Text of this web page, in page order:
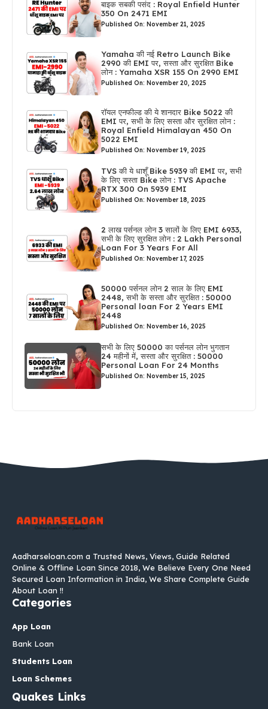
बाइक सबकी पसंद : Royal Enfield Hunter
350 On 2471 EMI
Published On: November 21, 2025
Yamaha की नई Retro Launch Bike
2990 की EMI पर, सस्ता और सुरक्षित Bike
लोन : Yamaha XSR 155 On 2990 EMI
Published On: November 20, 2025
रॉयल एनफील्ड की ये शानदार Bike 5022 की
EMI पर, सभी के लिए सस्ता और सुरक्षित लोन :
Royal Enfield Himalayan 450 On
5022 EMI
Published On: November 19, 2025
TVS की ये धाशूँ Bike 5939 की EMI पर, सभी
के लिए सस्ता Bike लोन : TVS Apache
RTX 300 On 5939 EMI
Published On: November 18, 2025
2 लाख पर्सनल लोन 3 सालों के लिए EMI 6933,
सभी के लिए सुरक्षित लोन : 2 Lakh Personal
Loan For 3 Years For All
Published On: November 17, 2025
50000 पर्सनल लोन 2 साल के लिए EMI
2448, सभी के सस्ता और सुरक्षित : 50000
Personal loan For 2 Years EMI
2448
Published On: November 16, 2025
सभी के लिए 50000 का पर्सनल लोन भुगतान
24 महीनों में, सस्ता और सुरक्षित : 50000
Personal Loan For 24 Months
Published On: November 15, 2025
Aadharseloan.com a Trusted News, Views, Guide Related
Online & Offline Loan Since 2018, We Believe Every One Need
Secured Loan Information in India, We Share Complete Guide
About Loan !!
Categories
App Loan
Bank Loan
Students Loan
Loan Schemes
Quakes Links